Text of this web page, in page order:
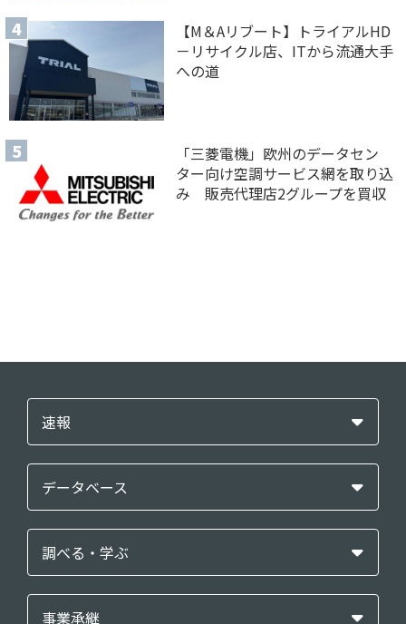
【M＆Aリブート】トライアルHD
－リサイクル店、ITから流通大手
への道
「三菱電機」欧州のデータセン
ター向け空調サービス網を取り込
み 販売代理店2グループを買収
速報
データベース
調べる・学ぶ
事業承継